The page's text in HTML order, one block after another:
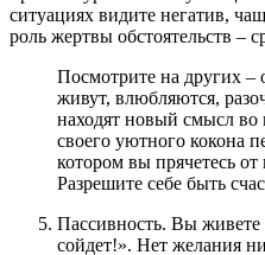
ситуациях видите негатив,
роль жертвы обстоятельств –
Посмотрите на других –
живут, влюбляются,
находят новый смысл во
своего уютного кокона
котором вы прячетесь
Разрешите себе быть
Пассивность. Вы
сойдет!». Нет желания